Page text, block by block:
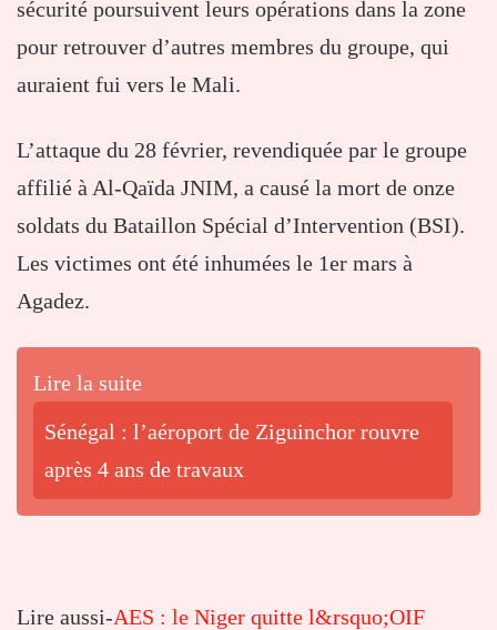
sécurité poursuivent leurs opérations dans la zone
pour retrouver d’autres membres du groupe, qui
auraient fui vers le Mali.
L’attaque du 28 février, revendiquée par le groupe
affilié à Al-Qaïda JNIM, a causé la mort de onze
soldats du Bataillon Spécial d’Intervention (BSI).
Les victimes ont été inhumées le 1er mars à
Agadez.
Lire la suite
Sénégal : l’aéroport de Ziguinchor rouvre
après 4 ans de travaux
Lire aussi-AES : le Niger quitte l&rsquo;OIF